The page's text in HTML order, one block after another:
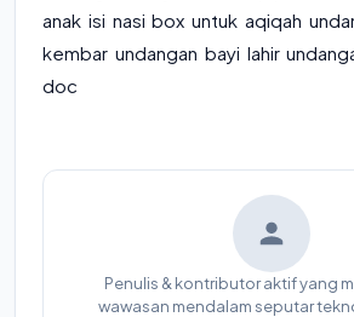
anak isi nasi box untuk aqiqah
kembar undangan bayi lahir
doc
Penulis & kontributor aktif yang
wawasan mendalam seputar